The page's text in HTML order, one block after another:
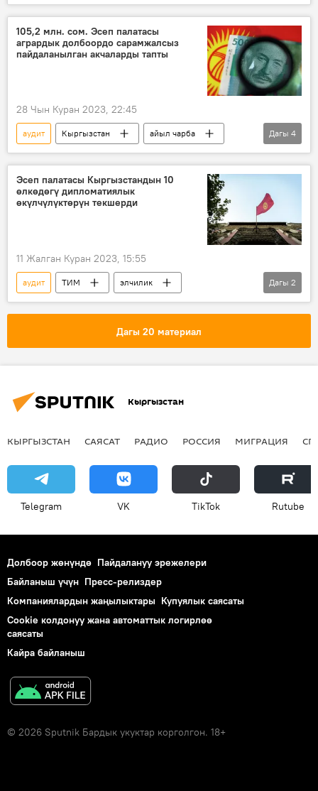
"Кыргыз жылуулук энерго" мамлекеттик ишканасы
Эсеп палатасы
мыйзам
бузуу
каражат
105,2 млн. сом. Эсеп палатасы
агрардык долбоордо сарамжалсыз
пайдаланылган акчаларды тапты
28 Чын Куран 2023, 22:45
аудит Кыргызстан
айыл чарба
долбоорлор
текшерүү
акча
Эсеп палатасы
Дагы 4
Эсеп палатасы Кыргызстандын 10
өлкөдөгү дипломатиялык
өкүлчүлүктөрүн текшерди
11 Жалган Куран 2023, 15:55
аудит ТИМ
элчилик
коррупция
мыйзам Кыргызстан
Дагы 2
Дагы 20 материал
Кыргызстан
КЫРГЫЗСТАН САЯСАТ РАДИО РОССИЯ МИГРАЦИЯ
Telegram VK ТikТоk Rutube
Долбоор жөнүндө Пайдалануу эрежелери
Байланыш үчүн Пресс-релиздер
Компаниялардын жаңылыктары Купуялык саясаты
Cookie колдонуу жана автоматтык логирлөө
саясаты
Кайра байланыш
© 2026 Sputnik Бардык укуктар корголгон. 18+